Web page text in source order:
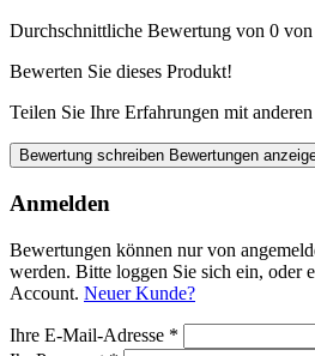
Durchschnittliche Bewertung von 0 von
Bewerten Sie dieses Produkt!
Teilen Sie Ihre Erfahrungen mit
Bewertung schreiben Bewertungen
Anmelden
Bewertungen können nur von
werden. Bitte loggen Sie sich ein, oder
Account. Neuer Kunde?
Ihre E-Mail-Adresse *